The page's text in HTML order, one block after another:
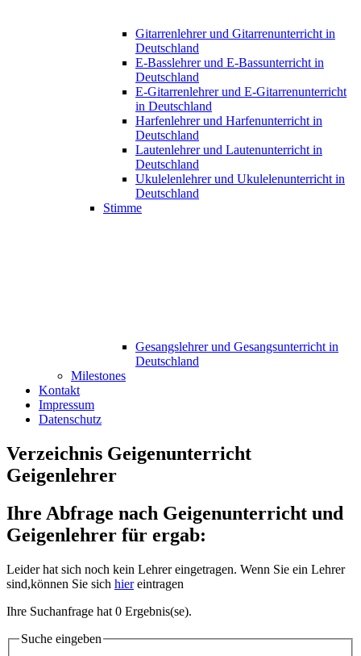
Gitarrenlehrer und Gitarrenunterricht in
Deutschland
E-Basslehrer und E-Bassunterricht in
Deutschland
E-Gitarrenlehrer und E-Gitarrenunterricht
in Deutschland
Harfenlehrer und Harfenunterricht in
Deutschland
Lautenlehrer und Lautenunterricht in
Deutschland
Ukulelenlehrer und Ukulelenunterricht in
Deutschland
Stimme
Gesangslehrer und Gesangsunterricht in
Deutschland
Milestones
Kontakt
Impressum
Datenschutz
Verzeichnis Geigenunterricht
Geigenlehrer
Ihre Abfrage nach Geigenunterricht und
Geigenlehrer für ergab:
Leider hat sich noch kein Lehrer eingetragen. Wenn Sie ein Lehrer
sind,können Sie sich hiereintragen
Ihre Suchanfrage hat 0 Ergebnis(se).
Suche eingeben